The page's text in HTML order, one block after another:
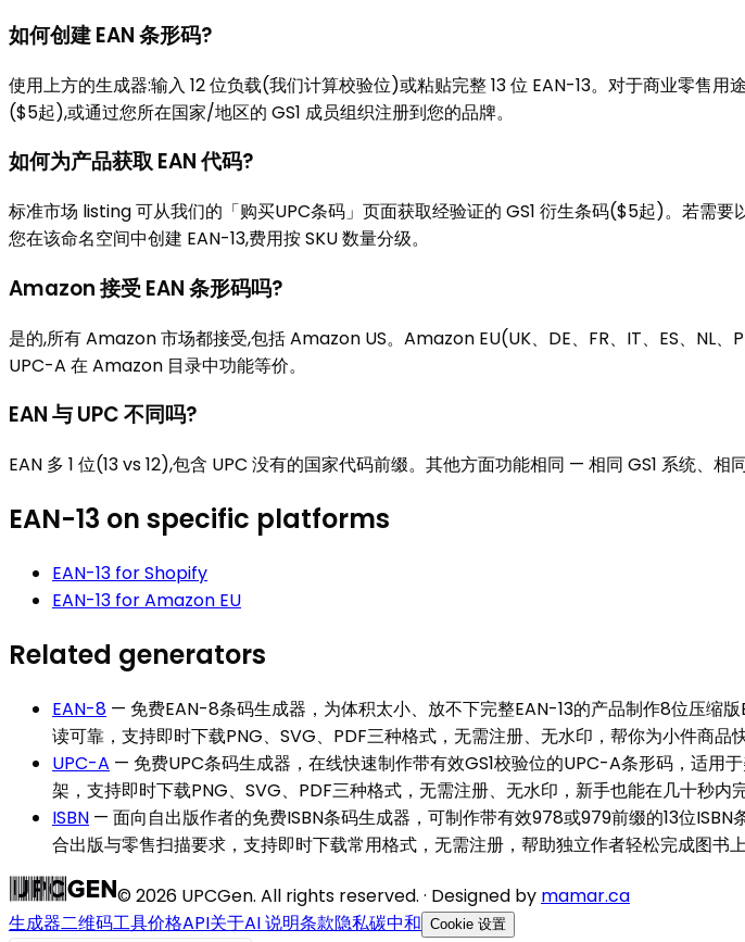
如何创建 EAN 条形码?
使用上方的生成器:输入 12 位负载(我们计算校验位)或粘贴完整 13 位 EAN-13。对于商业零售
($5起),或通过您所在国家/地区的 GS1 成员组织注册到您的品牌。
如何为产品获取 EAN 代码?
标准市场 listing 可从我们的「购买UPC条码」页面获取经验证的 GS1 衍生条码($5起)。若需
您在该命名空间中创建 EAN-13,费用按 SKU 数量分级。
Amazon 接受 EAN 条形码吗?
是的,所有 Amazon 市场都接受,包括 Amazon US。Amazon EU(UK、DE、FR、IT、ES、NL
UPC-A 在 Amazon 目录中功能等价。
EAN 与 UPC 不同吗?
EAN 多 1 位(13 vs 12),包含 UPC 没有的国家代码前缀。其他方面功能相同 — 相同 GS1 系统、
EAN-13 on specific platforms
EAN-13 forShopify
EAN-13 forAmazon EU
Related generators
EAN-8 — 免费EAN-8条码生成器，为体积太小、放不下完整EAN-13的产品制作8位压缩
读可靠，支持即时下载PNG、SVG、PDF三种格式，无需注册、无水印，帮你为小件商品
UPC-A — 免费UPC条码生成器，在线快速制作带有效GS1校验位的UPC-A条形码，适
架，支持即时下载PNG、SVG、PDF三种格式，无需注册、无水印，新手也能在几十秒内完
ISBN — 面向自出版作者的免费ISBN条码生成器，可制作带有效978或979前缀的13位
合出版与零售扫描要求，支持即时下载常用格式，无需注册，帮助独立作者轻松完成图书上
©2026 UPCGen. All rights reserved. · Designed by mamar.ca
生成器二维码工具价格API关于AI 说明条款隐私碳中和 Cookie 设置